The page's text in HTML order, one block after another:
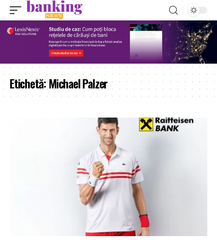
Etichetă:Michael Palzer